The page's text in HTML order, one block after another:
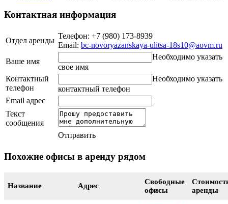
Контактная информация
Отдел аренды
Телефон: +7 (980) 173-8939
Email: bc-novoryazanskaya-ulitsa-18s10@aovm.ru
Ваше имя
Необходимо указать
свое имя
Контактный
телефон
Необходимо указать
контактный телефон
Email адрес
Текст
сообщения
Отправить
Похожие офисы в аренду рядом
Название Адрес
Свободные
офисы
аренды